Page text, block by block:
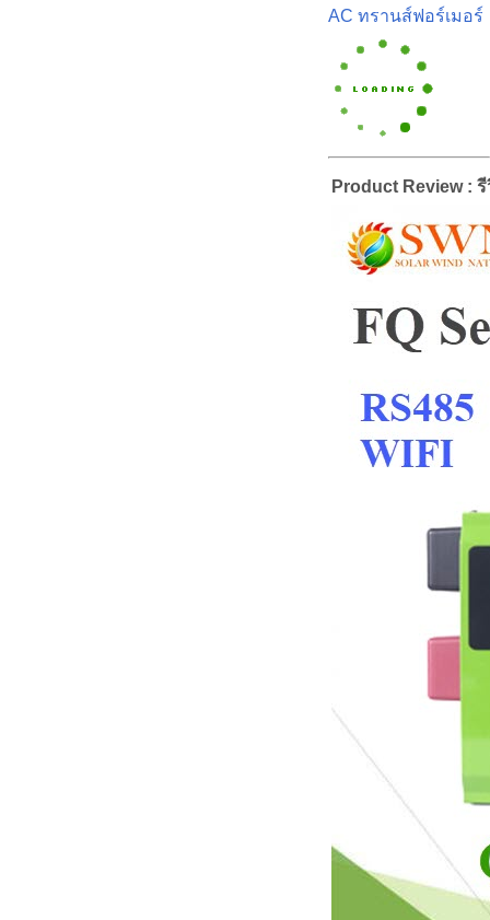
AC ทรานส์ฟอร์เมอร์
Product Review :